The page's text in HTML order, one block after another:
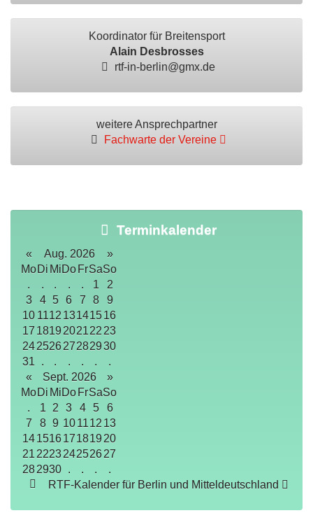
Koordinator für Breitensport
Alain Desbrosses
rtf-in-berlin@gmx.de
weitere Ansprechpartner
Fachwarte der Vereine
Terminkalender
« Aug. 2026
»
MoDi MiDo FrSaSo
.
. . . . 1
2
3
4 5 6 7 8
9
10 1112 13141516
17 1819 202122 23
24252627282930
31
. . . . .
.
«
Sept. 2026
»
MoDi MiDo FrSaSo
.
1 2 3 4 5
6
7
8 9 10 1112 13
141516171819 20
21 222324252627
282930 . . .
.
RTF-Kalender für Berlin und Mitteldeutschland